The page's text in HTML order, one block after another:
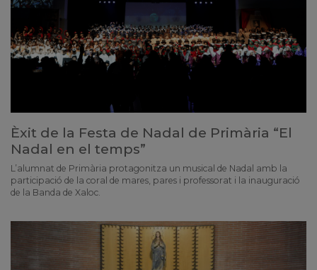
Èxit de la Festa de Nadal de Primària “El
Nadal en el temps”
L’alumnat de Primària protagonitza un musical de Nadal amb la
participació de la coral de mares, pares i professorat i la inauguració
de la Banda de Xaloc.